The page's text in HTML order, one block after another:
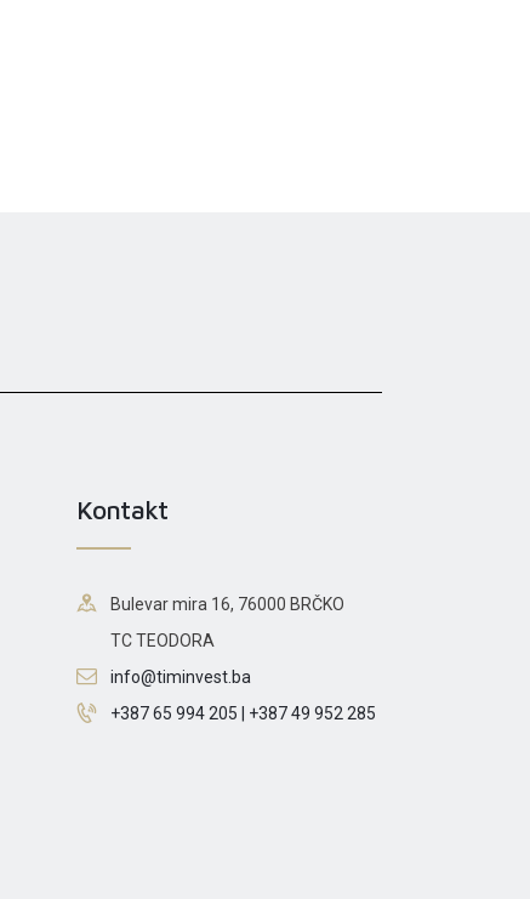
Kontakt
Bulevar mira 16, 76000 BRČKO
TC TEODORA
info@timinvest.ba
+387 65 994 205 | +387 49 952 285